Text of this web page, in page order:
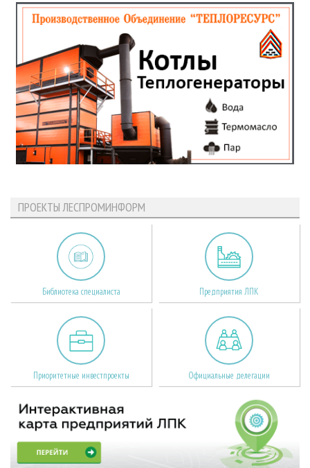
ПРОЕКТЫ ЛЕСПРОМИНФОРМ
Библиотека специалиста Предприятия ЛПК
Приоритетные инвестпроекты Официальные делегации